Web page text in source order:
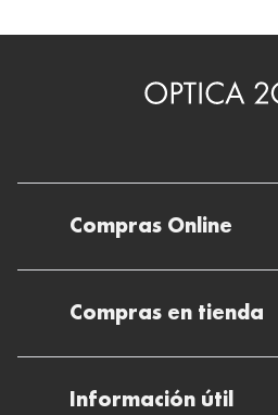
Compras Online
Compras en tienda
Información útil